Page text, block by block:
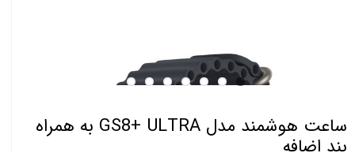
ساعت هوشمند مدل GS8+ ULTRA به همراه
بند اضافه